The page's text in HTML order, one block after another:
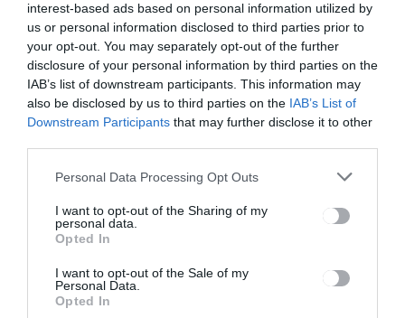
interest-based ads based on personal information utilized by
us or personal information disclosed to third parties prior to
your opt-out. You may separately opt-out of the further
disclosure of your personal information by third parties on the
IAB’s list of downstream participants. This information may
also be disclosed by us to third parties on the IAB’s List of
Downstream Participants that may further disclose it to other
Personal Data Processing Opt Outs
I want to opt-out of the Sharing of my
personal data.
Opted In
I want to opt-out of the Sale of my
Personal Data.
Opted In
Új borítékos sorsjegyet vezet
be a Román Lottótársaság
Alapfokon elrendelték az
úzvölgyi katonatemetőben
lévő ortodox betonkeresztek